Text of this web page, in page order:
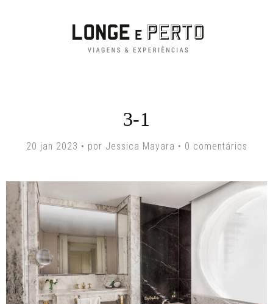
3-1
20 jan 2023 • por Jessica Mayara • 0 comentários